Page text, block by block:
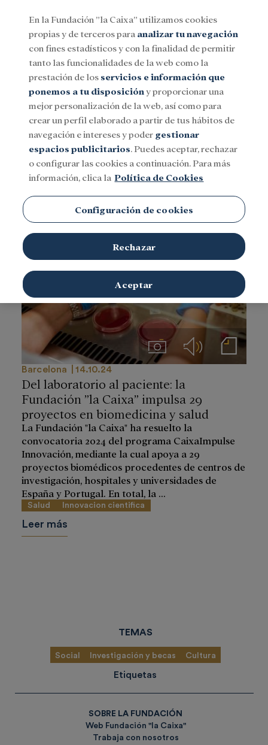
Menu
SocialInvestigación y becasCultura
Research Institute for
Medicines (iMed)
Imágenes Audios Notas de prensa
Barcelona 14.10.24
Del laboratorio al paciente: la
Fundación ”la Caixa” impulsa 29
proyectos en biomedicina y salud
La Fundación "la Caixa" ha resuelto la
convocatoria 2024 del programa CaixaImpulse
Innovación, mediante la cual apoya a 29
proyectos biomédicos procedentes de centros de
investigación, hospitales y universidades de
España y Portugal. En total, la ...
Salud Innovacion cientifica
Leer más
TEMAS
Social Investigación y becas Cultura
Etiquetas
SOBRE LA FUNDACIÓN
Web Fundación "la Caixa"
Trabaja con nosotros
En la Fundación ”la Caixa” utilizamos cookies
propias y de terceros para analizar tu navegación
con fines estadísticos y con la finalidad de permitir
tanto las funcionalidades de la web como la
prestación de los servicios e información que
ponemos a tu disposición y proporcionar una
mejor personalización de la web, así como para
crear un perfil elaborado a partir de tus hábitos de
navegación e intereses y poder gestionar
espacios publicitarios. Puedes aceptar, rechazar
o configurar las cookies a continuación. Para más
información, clica la Política de Cookies
Configuración de cookies
Rechazar
Aceptar